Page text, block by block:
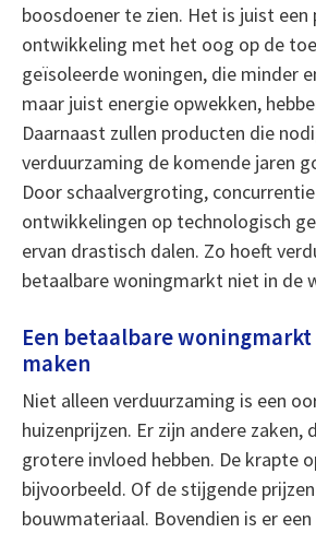
boosdoener te zien. Het is juist een
ontwikkeling met het oog op de
geïsoleerde woningen, die minder
maar juist energie opwekken,
Daarnaast zullen producten die
verduurzaming de komende jaren
Door schaalvergroting,
ontwikkelingen op technologisch
ervan drastisch dalen. Zo hoeft
betaalbare woningmarkt niet in de
Een betaalbare
maken
Niet alleen verduurzaming is een
huizenprijzen. Er zijn andere zaken,
grotere invloed hebben. De krapte
bijvoorbeeld. Of de stijgende
bouwmateriaal. Bovendien is er